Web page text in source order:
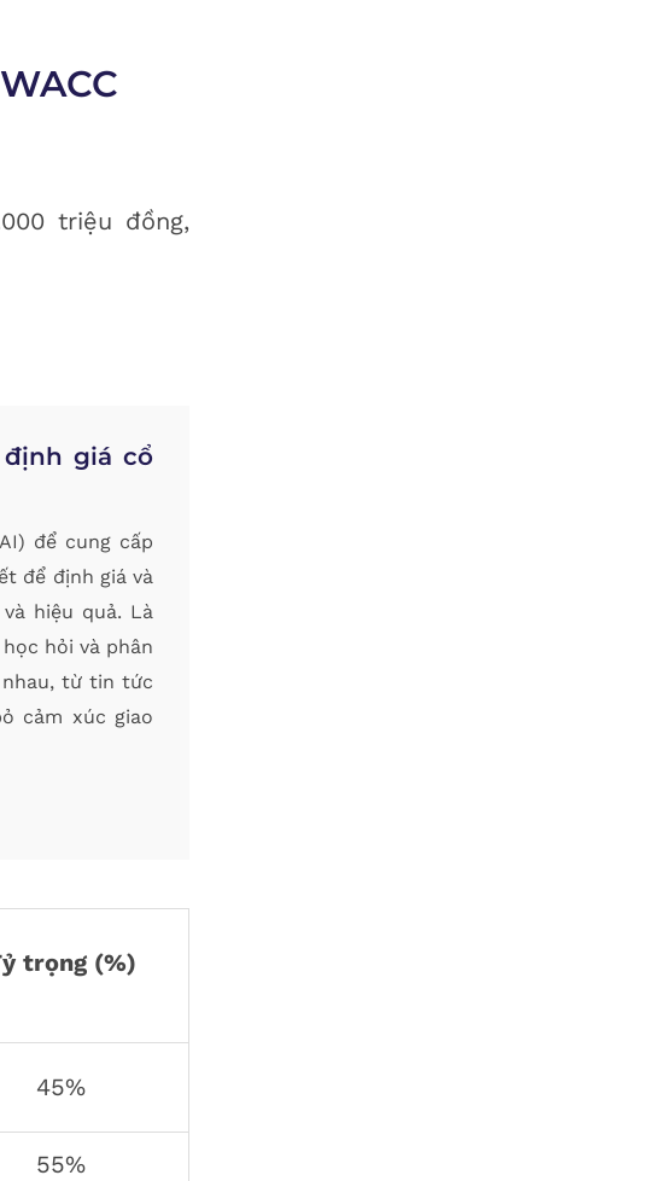
triệu đồng,
giá cổ
để cung cấp
để định giá và
hiệu quả. Là
hỏi và phân
từ tin tức
cảm xúc giao
trọng (%)
45%
55%